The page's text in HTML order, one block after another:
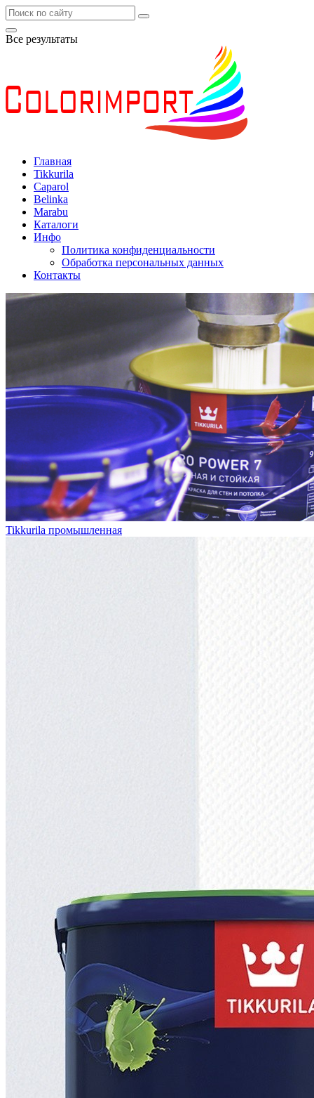
Все результаты
Главная
Tikkurila
Caparol
Belinka
Marabu
Каталоги
Инфо
Политика конфиденциальности
Обработка персональных данных
Контакты
Tikkurila промышленная